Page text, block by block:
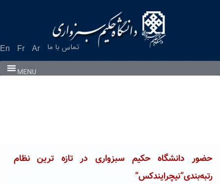
En Fr Ar تماس با ما
MENU
حضور دانشگاه حکیم سبزواری در تازه ترین نظام
رتبه‌بندی”نیچرایندکس”